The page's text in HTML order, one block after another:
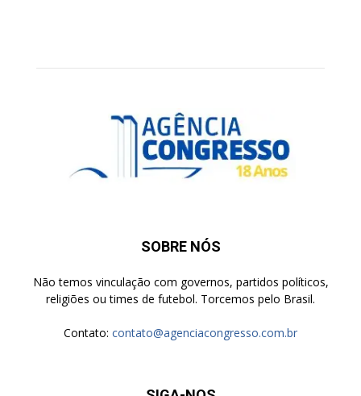
SOBRE NÓS
Não temos vinculação com governos, partidos políticos,
religiões ou times de futebol. Torcemos pelo Brasil.
Contato: contato@agenciacongresso.com.br